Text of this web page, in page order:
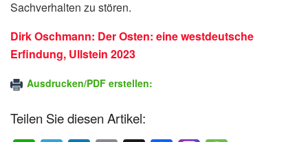
Sachverhalten zu stören.
Dirk Oschmann: Der Osten: eine westdeutsche
Erfindung, Ullstein 2023
Ausdrucken/PDF erstellen:
Teilen Sie diesen Artikel: